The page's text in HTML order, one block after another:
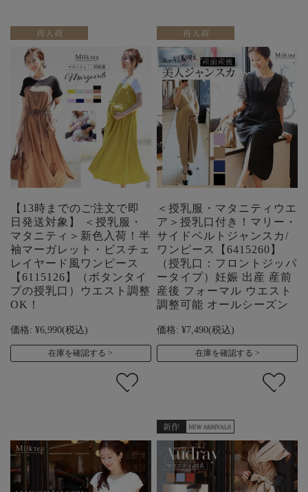
【13時までのご注文で即
日発送対象】 ＜授乳服・
マタニティ＞新色入荷！半
袖マーガレット・ビスチェ
レイヤード風ワンピース
【6115126】（ボタンタイ
プの授乳口）ウエスト調整
OK！
価格: ¥6,990(税込)
在庫を確認する
＜授乳服・マタニティウエ
ア＞授乳口付き！マリー・
サイドベルトジャンスカ/
ワンピース【6415260】
（授乳口：フロントジッパ
ータイプ）妊娠 出産 産前
産後 フォーマル ウエスト
調整可能 オールシーズン
価格: ¥7,490(税込)
在庫を確認する